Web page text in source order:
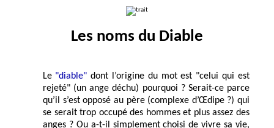
Les noms du Diable
Le "diable" dont l’origine du mot est "celui qui est
rejeté" (un ange déchu) pourquoi ? Serait-ce parce
qu’il s’est opposé au père (complexe d’Œdipe ?) qui
se serait trop occupé des hommes et plus assez des
anges ? Ou a-t-il simplement choisi de vivre sa vie,